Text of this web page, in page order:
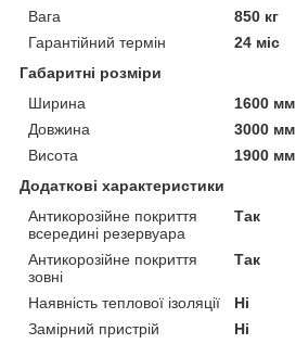
Вага
850 кг
Гарантійний термін
24 міс
Габаритні розміри
Ширина
1600 мм
Довжина
3000 мм
Висота
1900 мм
Додаткові характеристики
Антикорозійне покриття
всередині резервуара
Так
Антикорозійне покриття
зовні
Так
Наявність теплової ізоляції
Ні
Замірний пристрій
Ні